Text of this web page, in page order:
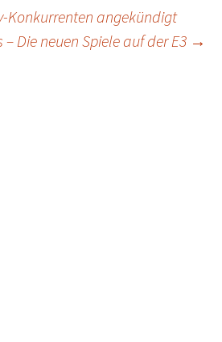
Konkurrenten angekündigt
Die neuen Spiele auf der E3 →